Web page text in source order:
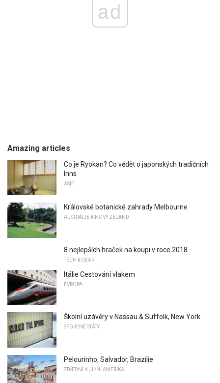
ad
Amazing articles
Co je Ryokan? Co vědět o japonských tradičních
Inns
ASIE
Královské botanické zahrady Melbourne
AUSTRÁLIE A NOVÝ ZÉLAND
8 nejlepších hraček na koupi v roce 2018
TECH & GEAR
Itálie Cestování vlakem
EVROPA
Školní uzávěry v Nassau & Suffolk, New York
SPOJENÉ STÁTY
Pelourinho, Salvador, Brazílie
STŘEDNÍ A JIŽNÍ AMERIKA